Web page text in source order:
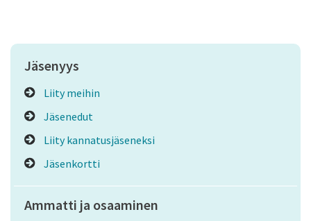
Jäsenyys
Liity meihin
Jäsenedut
Liity kannatusjäseneksi
Jäsenkortti
Ammatti ja osaaminen